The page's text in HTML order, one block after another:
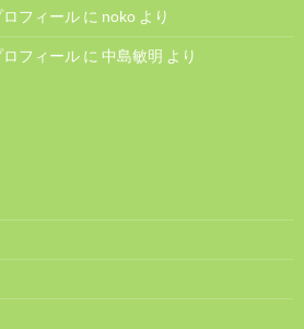
フィール に noko より
フィール に 中島敏明 より